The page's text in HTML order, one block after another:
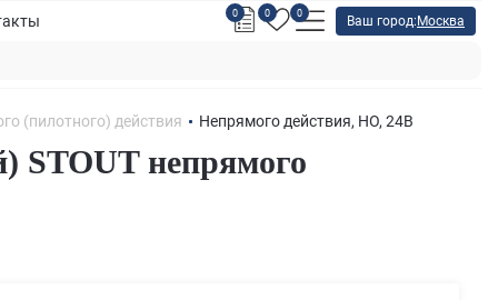
0 0 0
Ваш город: Москва
(пилотного) действия Непрямого действия, НО, 24В
STOUT непрямого